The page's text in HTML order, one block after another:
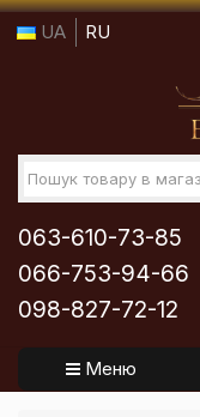
UA RU
063-610-73-85
066-753-94-66
098-827-72-12
Меню